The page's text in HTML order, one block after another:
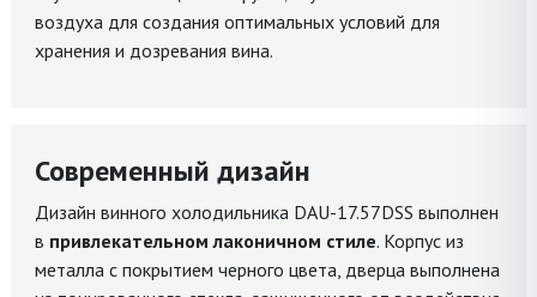
воздуха для создания оптимальных условий для
хранения и дозревания вина.
Современный дизайн
Дизайн винного холодильника DAU-17.57DSS выполнен
в привлекательном лаконичном стиле. Корпус из
металла с покрытием черного цвета, дверца выполнена